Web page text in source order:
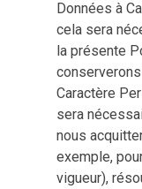
Données à
cela sera
la présente
Caractère
sera
nous
exemple,
vigueur),